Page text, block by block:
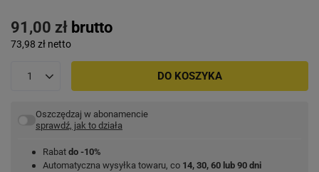
91,00 zł brutto
73,98 zł netto
DO KOSZYKA
Oszczędzaj w abonamencie
sprawdź, jak to działa
Rabat do -10%
Automatyczna wysyłka towaru, co 14, 30, 60 lub 90 dni